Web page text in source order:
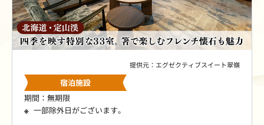
提供元：エグゼクティブスイート翠嶺
宿泊施設
期間：無期限
一部除外日がございます。